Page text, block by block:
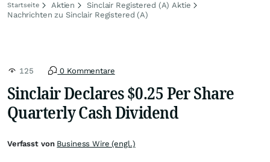
Startseite Aktien
Sinclair Registered (A) Aktie
Nachrichten zu Sinclair Registered (A)
125 0 Kommentare
Sinclair Declares $0.25 Per Share
Quarterly Cash Dividend
Verfasst von Business Wire (engl.)